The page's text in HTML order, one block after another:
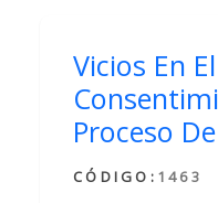
Vicios En El
Proceso
CÓDIGO: 1463